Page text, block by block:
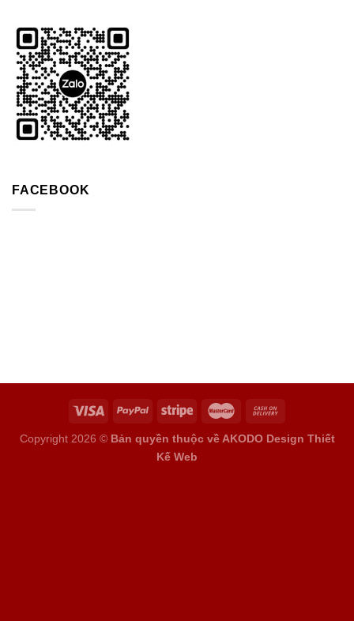
FACEBOOK
Copyright 2026 © Bản quyền thuộc về AKODO Design Thiết
Kế Web